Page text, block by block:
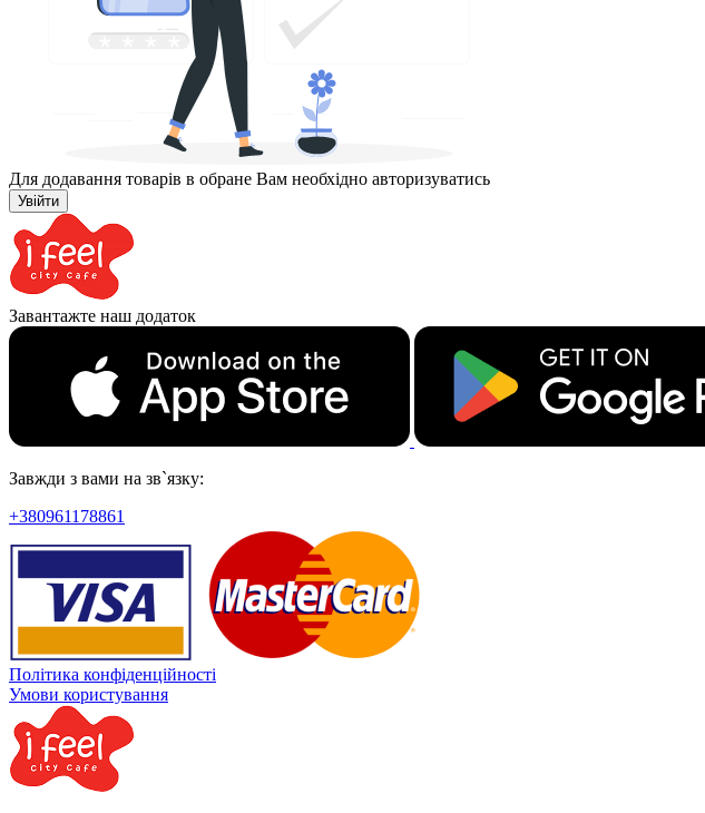
Для додавання товарів в обране Вам необхідно авторизуватись
Увійти
Завантажте наш додаток
Завжди з вами на зв`язку:
+380961178861
Політика конфіденційності
Умови користування